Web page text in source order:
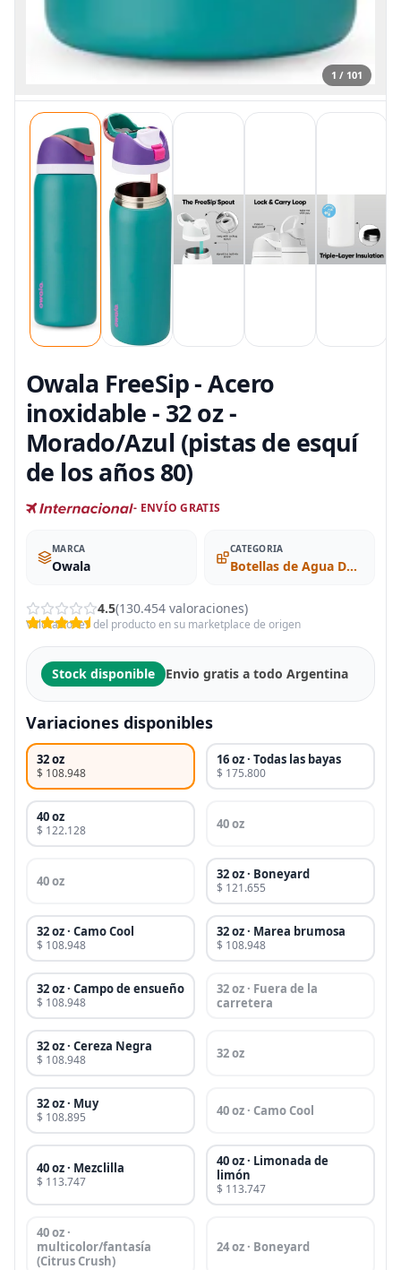
1 / 101
Owala FreeSip - Acero
inoxidable - 32 oz -
Morado/Azul (pistas de esquí
de los años 80)
- ENVÍO GRATIS
MARCA
Owala
CATEGORIA
Botellas de Agua Deportivas
4.5(130.454 valoraciones)
Valoraciones del producto en su marketplace de origen
Stock disponible Envio gratis a todo Argentina
Variaciones disponibles
32 oz
$ 108.948
16 oz · Todas las bayas
$ 175.800
40 oz
$ 122.128 40 oz
40 oz 32 oz · Boneyard
$ 121.655
32 oz · Camo Cool
$ 108.948
32 oz · Marea brumosa
$ 108.948
32 oz · Campo de ensueño
$ 108.948
32 oz · Fuera de la
carretera
32 oz · Cereza Negra
$ 108.948 32 oz
32 oz · Muy
$ 108.895 40 oz · Camo Cool
40 oz · Mezclilla
$ 113.747
40 oz · Limonada de
limón
$ 113.747
40 oz ·
multicolor/fantasía
(Citrus Crush)
24 oz · Boneyard